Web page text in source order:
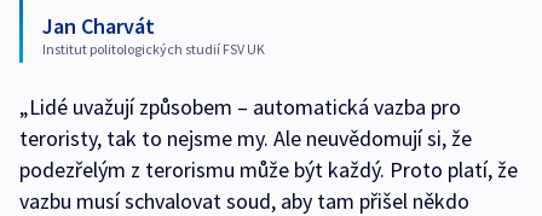
Jan Charvát
Institut politologických studií FSV UK
„Lidé uvažují způsobem – automatická vazba pro
teroristy, tak to nejsme my. Ale neuvědomují si, že
podezřelým z terorismu může být každý. Proto platí, že
vazbu musí schvalovat soud, aby tam přišel někdo